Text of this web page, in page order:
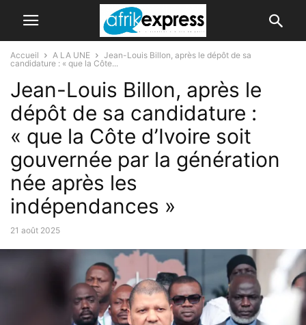
Accueil A LA UNE
Jean-Louis Billon, après le dépôt de sa
candidature : « que la Côte...
Jean-Louis Billon, après le
dépôt de sa candidature :
« que la Côte d’Ivoire soit
gouvernée par la génération
née après les
indépendances »
21 août 2025